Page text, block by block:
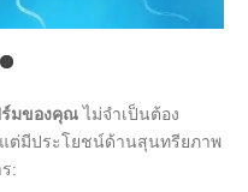
มของคุณไม่จําเป็นต้อง
ต่มีประโยชน์ด้านสุนทรียภาพ
: